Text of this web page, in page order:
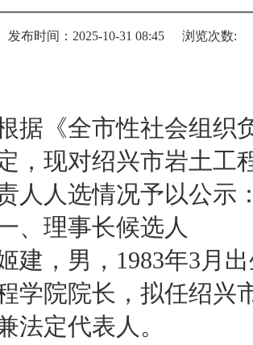
发布时间：2025-10-31 08:45 浏览次数:
据《全市性社会组织
，现对绍兴市岩土工
人人选情况予以公示
、理事长候选人
建，男，1983年3月
学院院长，拟任绍兴
法定代表人。